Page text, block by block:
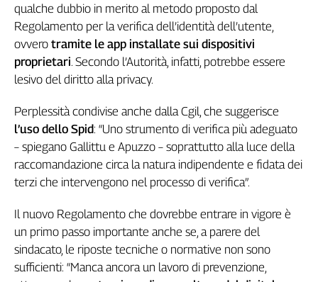
qualche dubbio in merito al metodo proposto dal
Regolamento per la verifica dell’identità dell’utente,
ovvero tramite le app installate sui dispositivi
proprietari. Secondo l’Autorità, infatti, potrebbe essere
lesivo del diritto alla privacy.
Perplessità condivise anche dalla Cgil, che suggerisce
l’uso dello Spid: “Uno strumento di verifica più adeguato
– spiegano Gallittu e Apuzzo – soprattutto alla luce della
raccomandazione circa la natura indipendente e fidata dei
terzi che intervengono nel processo di verifica”.
Il nuovo Regolamento che dovrebbe entrare in vigore è
un primo passo importante anche se, a parere del
sindacato, le riposte tecniche o normative non sono
sufficienti: “Manca ancora un lavoro di prevenzione,